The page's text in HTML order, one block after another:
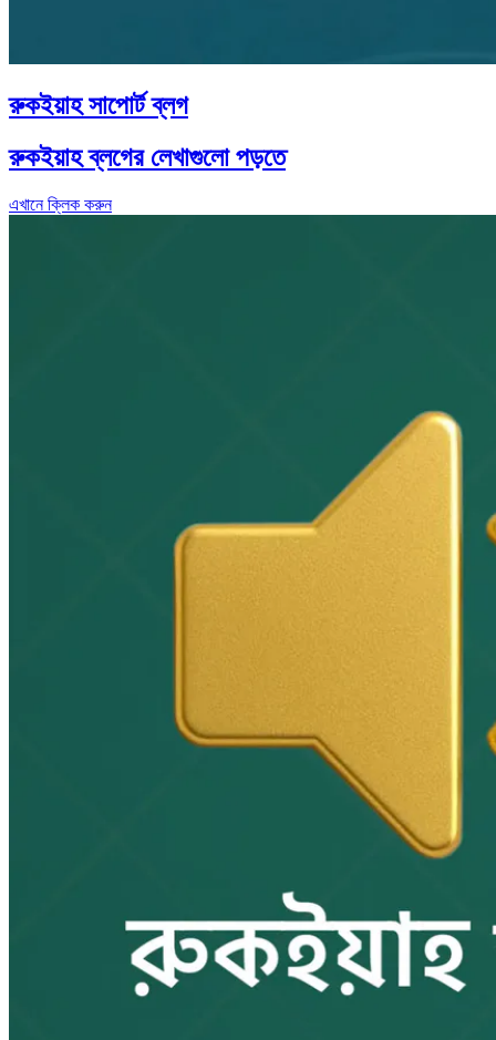
রুকইয়াহ সাপোর্ট ব্লগ
রুকইয়াহ ব্লগের লেখাগুলো পড়তে
এখানে ক্লিক করুন